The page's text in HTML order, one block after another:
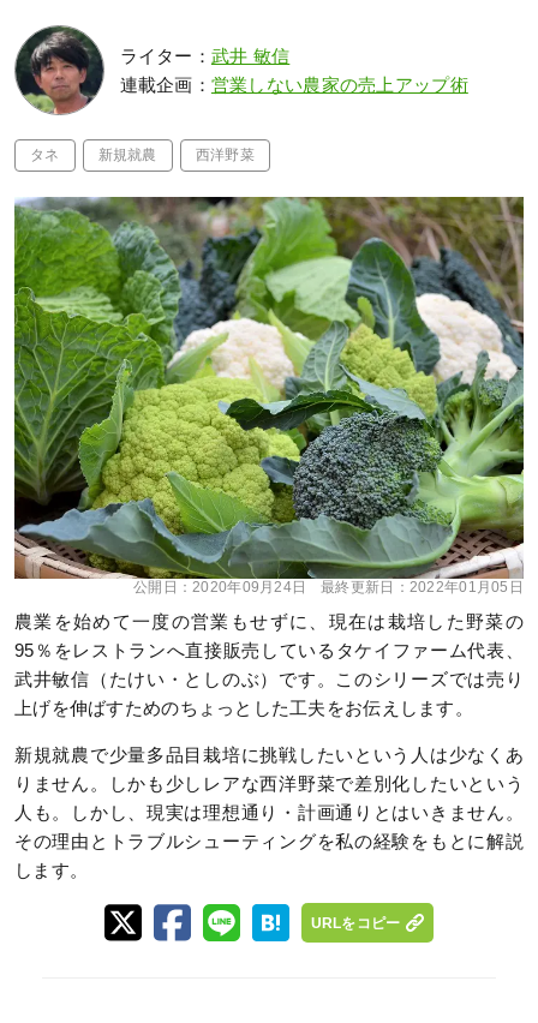
ライター： 武井 敏信
連載企画： 営業しない農家の売上アップ術
タネ 新規就農 西洋野菜
公開日：2020年09月24日 最終更新日： 2022年01月05日
農業を始めて一度の営業もせずに、現在は栽培した野菜の
95％をレストランへ直接販売しているタケイファーム代表、
武井敏信（たけい・としのぶ）です。このシリーズでは売り
上げを伸ばすためのちょっとした工夫をお伝えします。
新規就農で少量多品目栽培に挑戦したいという人は少なくあ
りません。しかも少しレアな西洋野菜で差別化したいという
人も。しかし、現実は理想通り・計画通りとはいきません。
その理由とトラブルシューティングを私の経験をもとに解説
します。
URLをコピー